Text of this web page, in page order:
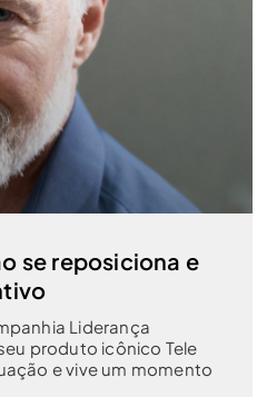
se reposiciona e
Liderança
produto icônico Tele
e vive um momento